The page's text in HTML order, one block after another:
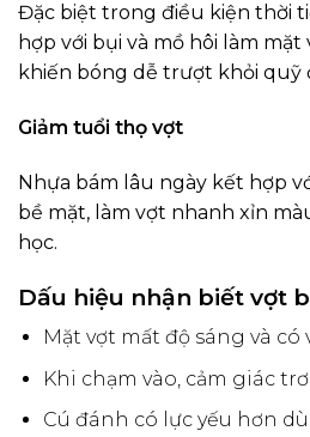
Đặc biệt trong điều kiện thời
hợp với bụi và mồ hôi làm
khiến bóng dễ trượt khỏi quỹ
Giảm tuổi thọ vợt
Nhựa bám lâu ngày kết hợp
bề mặt, làm vợt nhanh xỉn
học.
Dấu hiệu nhận biết vợt
Mặt vợt mất độ sáng và có
Khi chạm vào, cảm giác
Cú đánh có lực yếu hơn